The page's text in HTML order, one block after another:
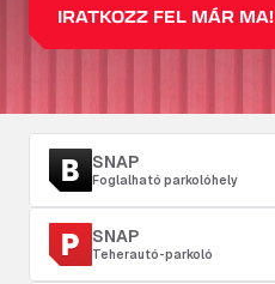
IRATKOZZ FEL MÁR MA!
SNAP
Foglalható parkolóhely
SNAP
Teherautó-parkoló